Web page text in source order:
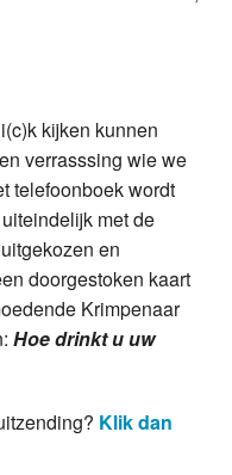
kijken kunnen
verrasssing wie we
telefoonboek wordt
met de
en
doorgestoken kaart
Krimpenaar
Hoe drinkt u uw
Klik dan